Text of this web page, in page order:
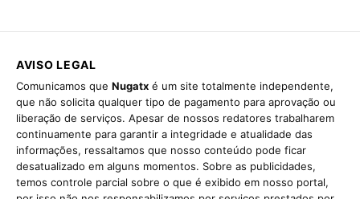
AVISO LEGAL
Comunicamos que Nugatx é um site totalmente independente,
que não solicita qualquer tipo de pagamento para aprovação ou
liberação de serviços. Apesar de nossos redatores trabalharem
continuamente para garantir a integridade e atualidade das
informações, ressaltamos que nosso conteúdo pode ficar
desatualizado em alguns momentos. Sobre as publicidades,
temos controle parcial sobre o que é exibido em nosso portal,